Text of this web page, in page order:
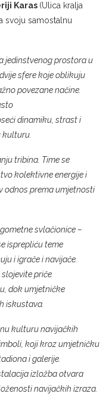
Karas (Ulica kralja
svoju samostalnu
jedinstvenog prostora u
sfere koje oblikuju
povezane načine.
dinamiku, strast i
kulturu.
tribina. Time se
kolektivne energije i
odnos prema umjetnosti
svlačionice –
isprepliću teme
i igrače i navijače.
priče
dok umjetničke
iskustava.
kulturu navijačkih
koji kroz umjetničku
i galerije.
izložba otvara
navijačkih izraza.